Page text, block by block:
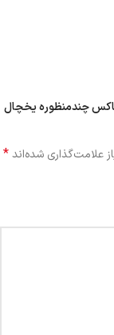
چندمنظوره یخچال‌
علامت‌گذاری شده‌اند*